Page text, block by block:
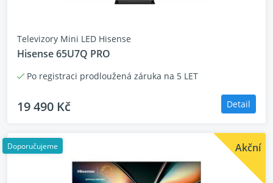
Mini-LED QLED televizor Hisense
65U8Q
úhlopříčka 65" s rozlišením 4K
systém Hi-View AI Engine PRO
řada AI funkcí pro lepší obraz
integrovaný audio systém 4.1.2
Televizory Mini LED Hisense
Hisense 65U7Q PRO
Po registraci prodloužená záruka na 5 LET
19 490 Kč Detail
Akční
Doporučujeme